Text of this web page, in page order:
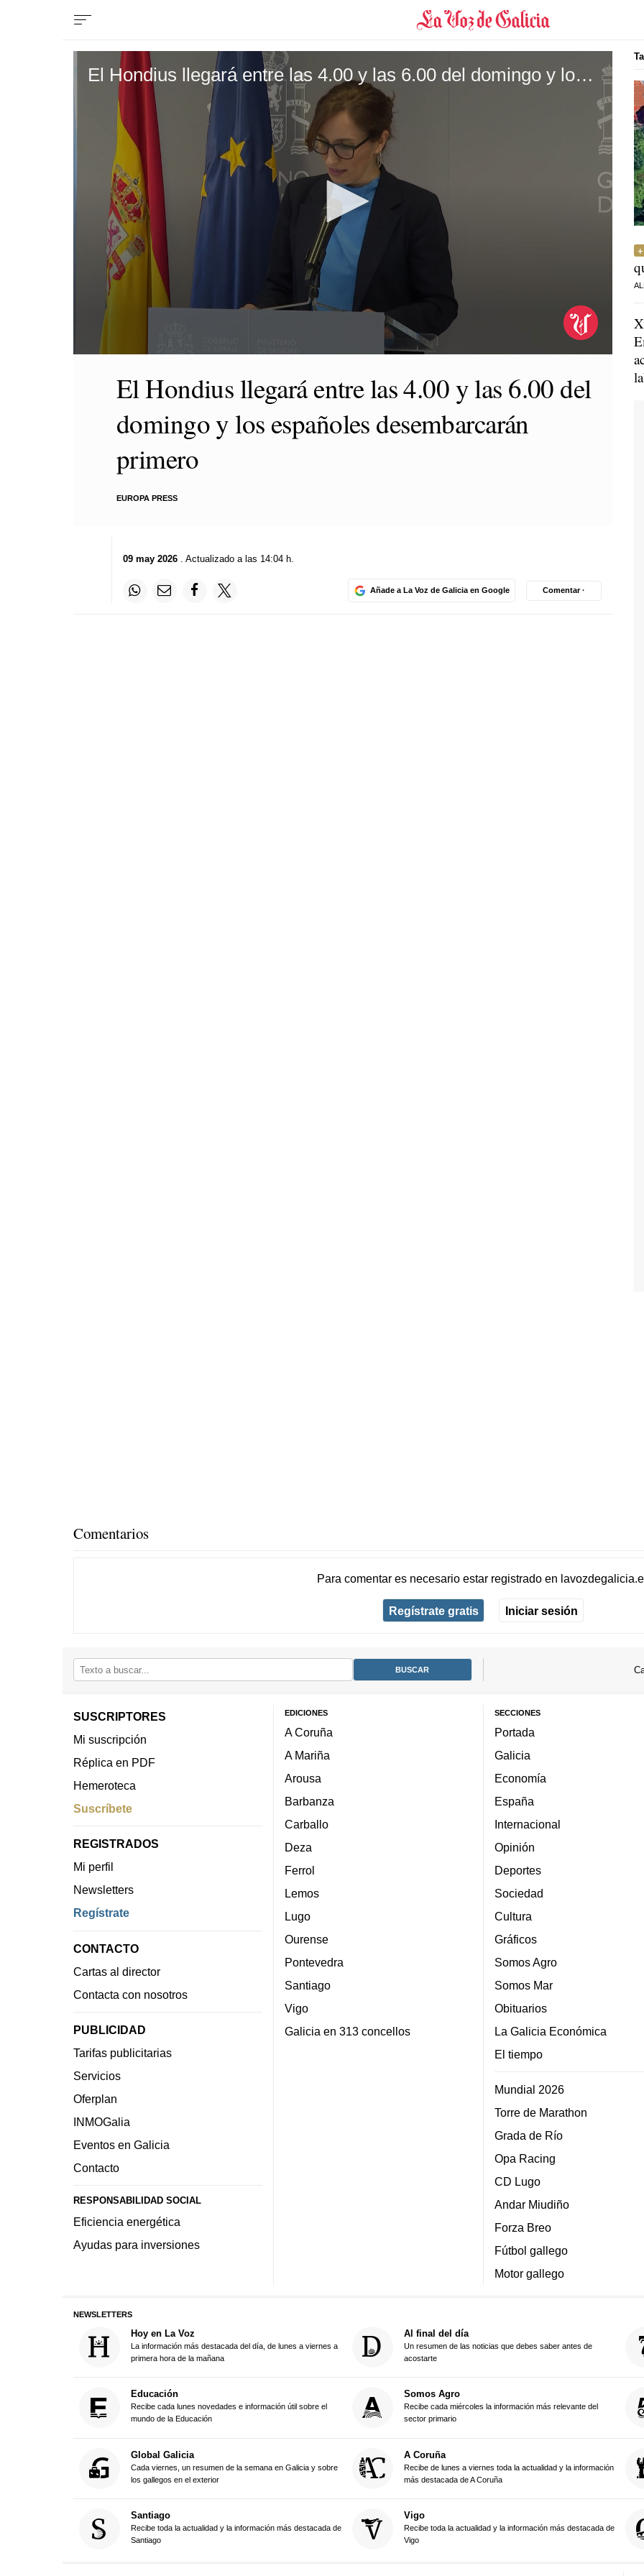
El Hondius llegará entre las 4.00 y las 6.00 del domingo y los españoles desembarcarán primero
Volume
El Hondius llegará entre las 4.00 y las 6.00 del
domingo y los españoles desembarcarán
primero
EUROPA PRESS
09 may 2026. Actualizado a las 14:04 h.
Añade a La Voz de Galicia en Google Comentar ·
Comentarios
Para comentar es necesario estar registradoen
Regístrate gratis Iniciar sesión
SUSCRIPTORES
Mi suscripción
Réplica en PDF
Hemeroteca
Suscríbete
REGISTRADOS
Mi perfil
Newsletters
Regístrate
CONTACTO
Cartas al director
Contacta con nosotros
PUBLICIDAD
Tarifas publicitarias
Servicios
Oferplan
INMOGalia
Eventos en Galicia
Contacto
RESPONSABILIDAD SOCIAL
Eficiencia energética
Ayudas para inversiones
EDICIONES
A Coruña
A Mariña
Arousa
Barbanza
Carballo
Deza
Ferrol
Lemos
Lugo
Ourense
Pontevedra
Santiago
Vigo
Galicia en 313 concellos
SECCIONES
Portada
Galicia
Economía
España
Internacional
Opinión
Deportes
Sociedad
Cultura
Gráficos
Somos Agro
Somos Mar
Obituarios
La Galicia Económica
El tiempo
Mundial 2026
Torre de Marathon
Grada de Río
Opa Racing
CD Lugo
Andar Miudiño
Forza Breo
Fútbol gallego
Motor gallego
NEWSLETTERS
Hoy en La Voz
La información más destacada del día, de lunes a viernes a
primera hora de la mañana
Al final del día
Un resumen de las noticias que debes saber antes de
acostarte
Educación
Recibe cada lunes novedades e información útil sobre el
mundo de la Educación
Somos Agro
Recibe cada miércoles la información más relevante del
sector primario
Global Galicia
Cada viernes, un resumen de la semana en Galicia y sobre
los gallegos en el exterior
A Coruña
Recibe de lunes a viernes toda la actualidad y la información
más destacada de A Coruña
Santiago
Recibe toda la actualidad y la información más destacada de
Santiago
Vigo
Recibe toda la actualidad y la información más destacada de
Vigo